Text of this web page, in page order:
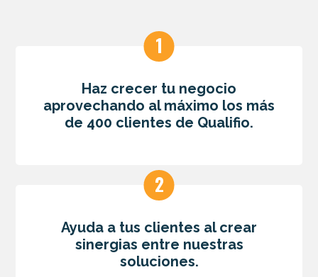
Haz crecer tu negocio
aprovechando al máximo los más
de 400 clientes de Qualifio.
Ayuda a tus clientes al crear
sinergias entre nuestras
soluciones.